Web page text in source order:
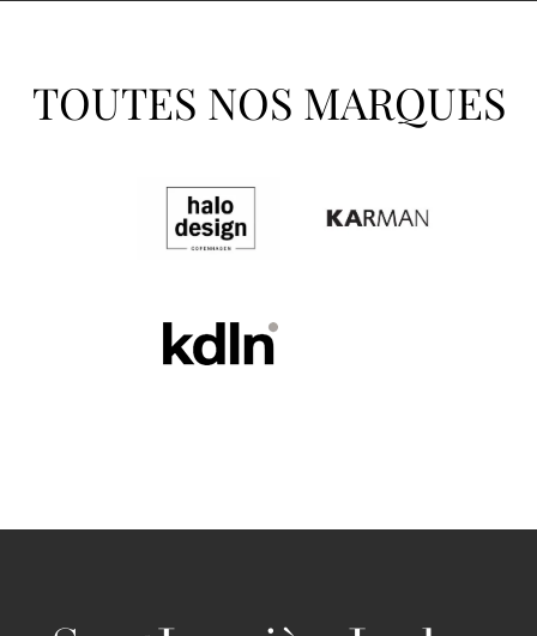
TOUTES NOS MARQUES